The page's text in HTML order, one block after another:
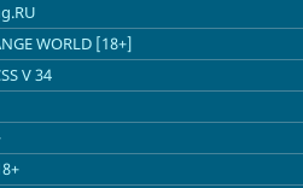
WORLD [18+]
V 34